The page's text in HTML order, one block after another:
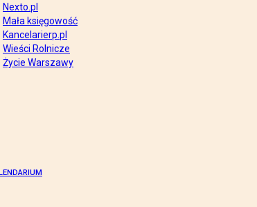
Nexto.pl
Mała księgowość
Kancelarierp.pl
Wieści Rolnicze
Życie Warszawy